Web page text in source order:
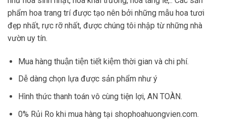
phẩm hoa trang trí được tạo nên bởi những mẫu hoa tươi
đẹp nhất, rực rỡ nhất, được chúng tôi nhập từ những nhà
vườn uy tín.
Mua hàng thuận tiện tiết kiệm thời gian và chi phí.
Dễ dàng chọn lựa được sản phẩm như ý
Hình thức thanh toán vô cùng tiện lợi, AN TOÀN.
0% Rủi Ro khi mua hàng tại shophoahuongvien.com.